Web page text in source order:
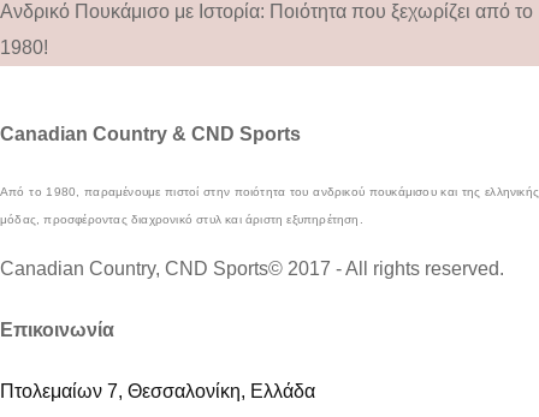
Ανδρικό Πουκάμισο με Ιστορία: Ποιότητα που ξεχωρίζει από το
1980!
Canadian Country & CND Sports
Από το 1980, παραμένουμε πιστοί στην ποιότητα του ανδρικού πουκάμισου και της ελληνικής
μόδας, προσφέροντας διαχρονικό στυλ και άριστη εξυπηρέτηση.
Canadian Country, CND Sports© 2017 - All rights reserved.
Επικοινωνία
Πτολεμαίων 7, Θεσσαλονίκη, Ελλάδα